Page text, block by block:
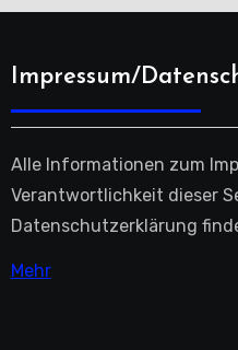
Impressum/
Alle Informationen zum
Verantwortlichkeit dieser
Datenschutzerklärung
Mehr